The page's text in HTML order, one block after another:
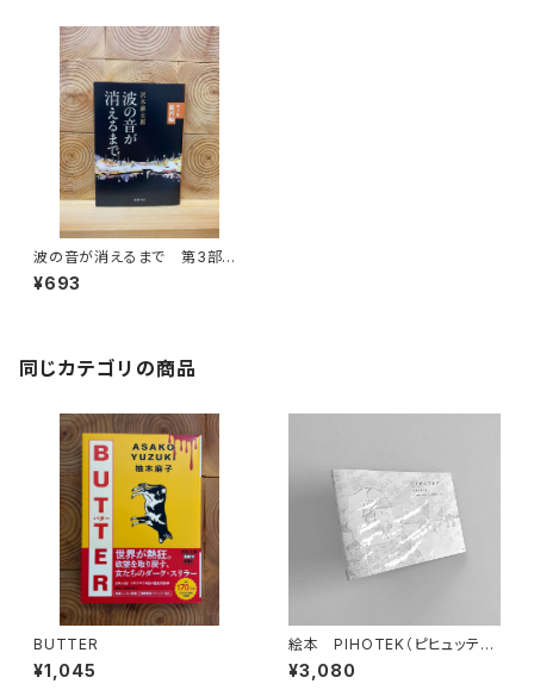
波の音が消えるまで 第3部
銀河編
¥693
同じカテゴリの商品
BUTTER
¥1,045
絵本 PIHOTEK（ピヒュッティ）
北極を風と歩く
¥3,080